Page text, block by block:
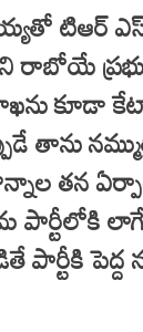
టిఆర్
శాఖను
తాను
తన
పార్టీలోకి
పార్టీకి పెద్ద